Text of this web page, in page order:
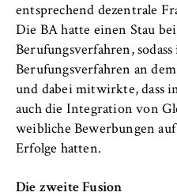
entsprechend dezentrale
Die BA hatte einen Stau
Berufungsverfahren,
Berufungsverfahren an
und dabei mitwirkte, dass
auch die Integration von
weibliche Bewerbungen
Erfolge hatten.
Die zweite Fusion